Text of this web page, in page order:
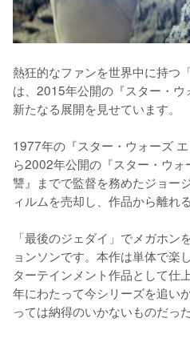
熱狂的なファンを世界中に持つ
は、2015年公開の『スター・
新たなる展開を見せています。
1977年の『スター・ウォーズ
ら2002年公開の『スター・ウ
讐』までで監督を務めたジョー
ィルムを売却し、作品から離れ
「最後のジェダイ」でメガホン
ョンソンです。本作は単体で楽
ターテインメント作品として仕
年にわたって今シリーズを追い
っては納得のいかないものだっ